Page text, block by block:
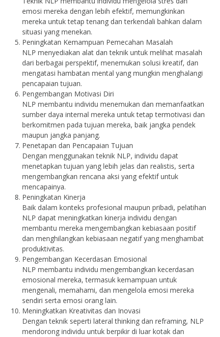
emosi mereka dengan lebih efektif, memungkinkan
mereka untuk tetap tenang dan terkendali bahkan dalam
situasi yang menekan.
Peningkatan Kemampuan Pemecahan Masalah
NLP menyediakan alat dan teknik untuk melihat masalah
dari berbagai perspektif, menemukan solusi kreatif, dan
mengatasi hambatan mental yang mungkin menghalangi
pencapaian tujuan.
Pengembangan Motivasi Diri
NLP membantu individu menemukan dan memanfaatkan
sumber daya internal mereka untuk tetap termotivasi dan
berkomitmen pada tujuan mereka, baik jangka pendek
maupun jangka panjang.
Penetapan dan Pencapaian Tujuan
Dengan menggunakan teknik NLP, individu dapat
menetapkan tujuan yang lebih jelas dan realistis, serta
mengembangkan rencana aksi yang efektif untuk
mencapainya.
Peningkatan Kinerja
Baik dalam konteks profesional maupun pribadi, pelatihan
NLP dapat meningkatkan kinerja individu dengan
membantu mereka mengembangkan kebiasaan positif
dan menghilangkan kebiasaan negatif yang menghambat
produktivitas.
Pengembangan Kecerdasan Emosional
NLP membantu individu mengembangkan kecerdasan
emosional mereka, termasuk kemampuan untuk
mengenali, memahami, dan mengelola emosi mereka
sendiri serta emosi orang lain.
Meningkatkan Kreativitas dan Inovasi
Dengan teknik seperti lateral thinking dan reframing, NLP
mendorong individu untuk berpikir di luar kotak dan